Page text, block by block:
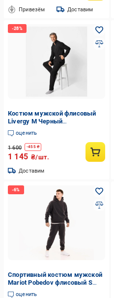
Привезём Доставим
Костюм мужской флисовый
Livergy M Черный
(PI0018M055)
оценить
1 600 -455₴
1 145 ₴/шт.
Доставим
Спортивный костюм мужской
Mariot Pobedov флисовый S
Темно-серый (26195/2/1)
оценить